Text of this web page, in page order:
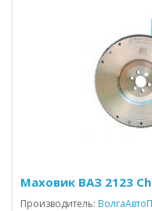
Маховик ВАЗ 2123
Производитель: